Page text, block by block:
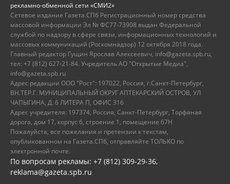
рекламно-обменной сети «СМИ2»
Сетевое издание Газета.СПб Регистрационный номер средства
массовой информации Эл № ФС77-73908 выдан Федеральной
службой по надзору в сфере связи, информационных технологий и
массовых коммуникаций (Роскомнадзор) 12 октября 2018 года.
Главный редактор Гущин Ярослав Алексеевич, info@gazeta.spb.ru,
тел: +7 (812) 627-21-84. Учредитель АО "Открытые Медиа",
info@gazeta.spb.ru
Адрес редакции ООО "Рост": 197022, Россия, г.Санкт-Петербург,
ВН.ТЕР.Г. МУНИЦИПАЛЬНЫЙ ОКРУГ АПТЕКАРСКИЙ ОСТРОВ, УЛ
ЧАПЫГИНА, Д. 6 ЛИТЕРА П, ОФИС 316
Адрес учредителя: 197374, Россия, Санкт-Петербург, Торфяная
дорога, дом 17, корпус 6, строение 1, помещение 67Н
Пожалуйста, все пожелания и претензии к текстам,
опубликованном на Газета.СПб, отправляйте ТОЛЬКО по
электронной почте.
По вопросам рекламы: +7 (812) 309-29-36,
reklama@gazeta.spb.ru